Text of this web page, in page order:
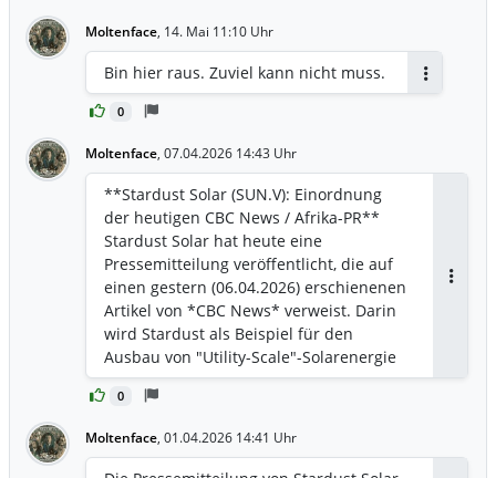
Moltenface, 14. Mai 11:10 Uhr
0
Bin hier raus. Zuviel kann nicht muss.
Moltenface, 07.04.2026 14:43 Uhr
0
**Stardust Solar (SUN.V): Einordnung
der heutigen CBC News / Afrika-PR**
Stardust Solar hat heute eine
Pressemitteilung veröffentlicht, die auf
einen gestern (06.04.2026) erschienenen
Artikel von *CBC News* verweist. Darin
wird Stardust als Beispiel für den
Ausbau von "Utility-Scale"-Solarenergie
in Schwellenländern hervorgehoben.
**Die Fakten aus der Quelle mit
neue lokale Franchise "Megatricity
Energy" ist ein 30-MW-Solarprojekt auf
Moltenface, 01.04.2026 14:41 Uhr